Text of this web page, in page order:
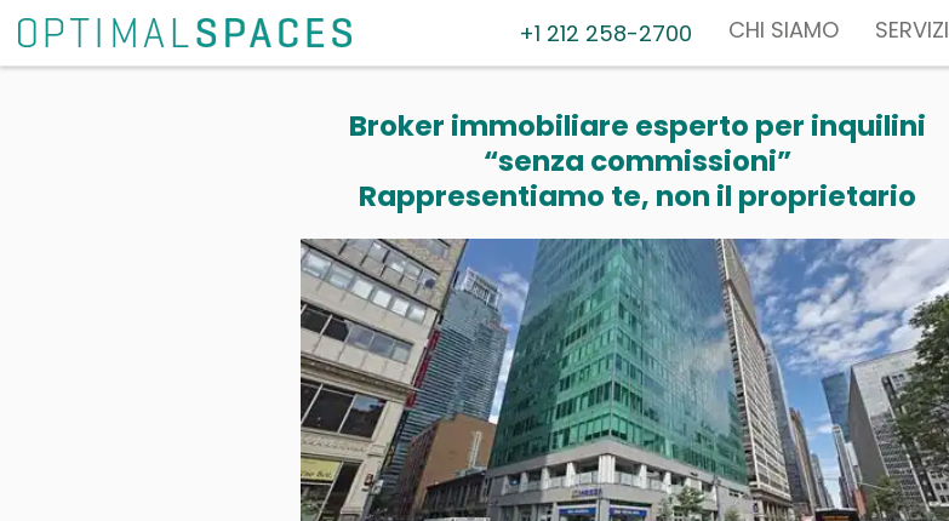
+1 212 258-2700 CHI SIAMO SERVIZI
Broker immobiliare esperto per inquilini
“senza commissioni”
Rappresentiamo te, non il proprietario